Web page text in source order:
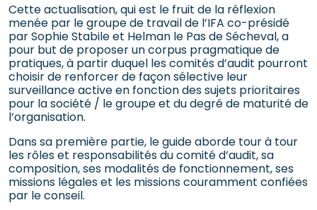
Cette actualisation, qui est le fruit de la réflexion
menée par le groupe de travail de l’IFA co-présidé
par Sophie Stabile et Helman le Pas de Sécheval, a
pour but de proposer un corpus pragmatique de
pratiques, à partir duquel les comités d’audit pourront
choisir de renforcer de façon sélective leur
surveillance active en fonction des sujets prioritaires
pour la société / le groupe et du degré de maturité de
l’organisation.
Dans sa première partie, le guide aborde tour à tour
les rôles et responsabilités du comité d’audit, sa
composition, ses modalités de fonctionnement, ses
missions légales et les missions couramment confiées
par le conseil.